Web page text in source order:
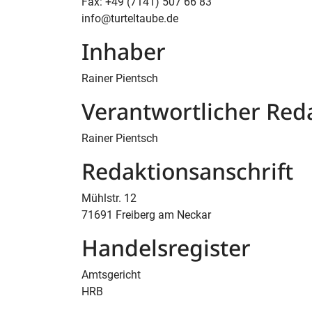
info@turteltaube.de
Inhaber
Rainer Pientsch
Verantwortlicher
Rainer Pientsch
Redaktionsanschrift
Mühlstr. 12
71691 Freiberg am Neckar
Handelsregister
Amtsgericht
HRB